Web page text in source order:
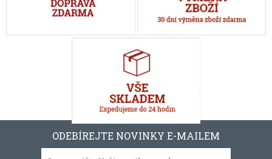
ODEBÍREJTE NOVINKY E-MAILEM